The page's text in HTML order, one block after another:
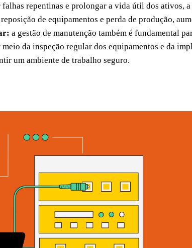
repentinas e prolongar a vida útil dos ativos,
de equipamentos e perda de produção,
a gestão de manutenção também é fundamental
da inspeção regular dos equipamentos e da
um ambiente de trabalho seguro.